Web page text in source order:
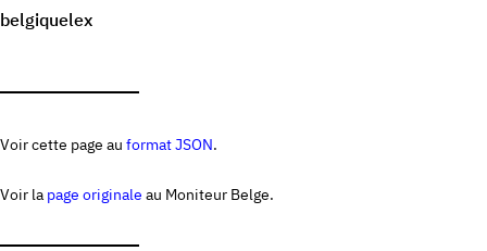
belgiquelex
Voir cette page au format JSON.
Voir la page originale au Moniteur Belge.